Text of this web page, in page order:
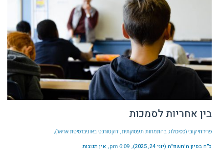
בין אחריות לסמכות
פרידחי קובי (פסיכולוג בהתמחות תעסוקתית, דוקטורנט באוניברסיטת אריאל)
כ״ח בסיון ה׳תשפ״ה (יוני 24, 2025) 6:09 pm אין תגובות